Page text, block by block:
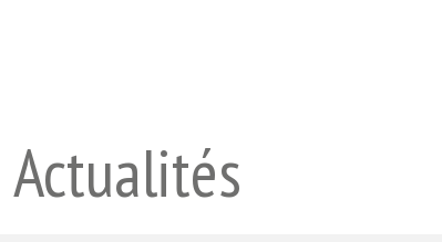
Actualités